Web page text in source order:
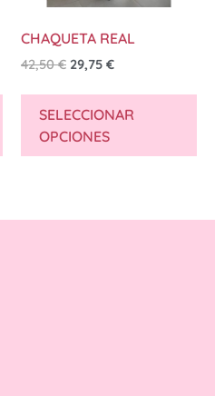
CHAQUETA REAL
42,50€ 29,75 €
SELECCIONAR
OPCIONES